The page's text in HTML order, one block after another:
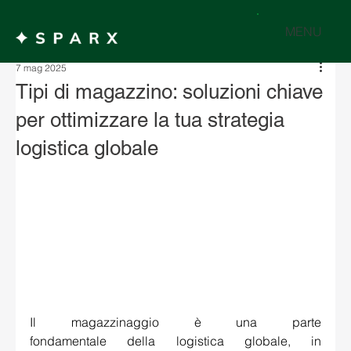
MENU
Tipi di magazzino: soluzioni chiave
per ottimizzare la tua strategia
logistica globale
7 mag 2025
Il magazzinaggio è una parte
fondamentale della logistica globale, in